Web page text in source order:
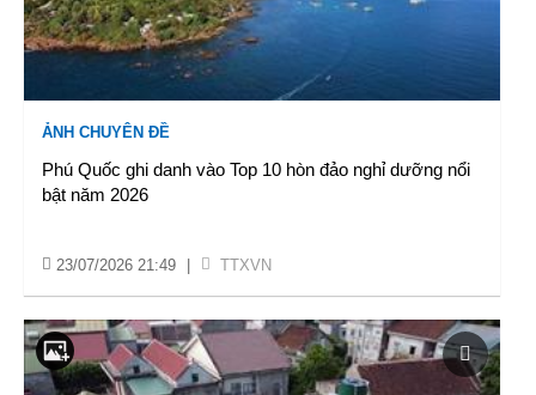
ẢNH CHUYÊN ĐỀ
Phú Quốc ghi danh vào Top 10 hòn đảo nghỉ dưỡng nổi
bật năm 2026
23/07/2026 21:49 TTXVN